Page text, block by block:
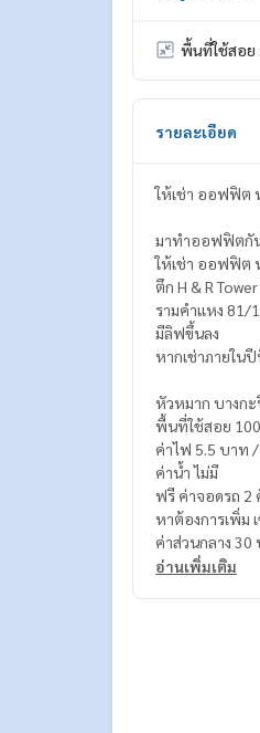
พื้นที่ใช้สอย
รายละเอียด
ให้เช่า ออฟฟิต
มาทำออฟฟิตกัน
ให้เช่า ออฟฟิต
ตึก H & R
รามคำแหง 81/1
มีลิฟขึ้นลง
หากเช่าภายใน
หัวหมาก บางกะ
พื้นที่ใช้สอย 100
ค่าไฟ 5.5 บาท
ค่าน้ำ ไม่มี
ฟรี ค่าจอดรถ 2
หาต้องการเพิ่ม
ค่าส่วนกลาง 30
มีระบบแอร์ให้
อ่านเพิ่มเติม